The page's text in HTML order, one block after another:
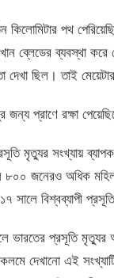
কিলোমিটার পথ
ব্লেডের ব্যবস্থা
দেখা ছিল। তাই
জন্য প্রাণে রক্ষা
মৃত্যুর সংখ্যায়
৮০০ জনেরও অধিক
সালে বিশ্বব্যাপী
ভারতের প্রসূতি মৃত্যুর
দেখানো এই